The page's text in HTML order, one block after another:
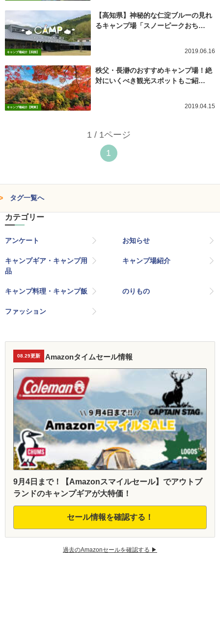
キャンプ場紹介【四国】
【高知県】神秘的な仁淀ブルーの見れ
るキャンプ場「スノーピークおち…
2019.06.16
キャンプ場紹介【関東】
秩父・長瀞のおすすめキャンプ場！絶
対にいくべき観光スポットもご紹…
2019.04.15
1 / 1ページ
1
タグ一覧へ
カテゴリー
アンケート お知らせ
キャンプギア・キャンプ用
品
キャンプ場紹介
キャンプ料理・キャンプ飯 のりもの
ファッション
08.29更新 Amazonタイムセール情報
9月4日まで！【Amazonスマイルセール】でアウトブ
ランドのキャンプギアが大特価！
セール情報を確認する！
過去のAmazonセールを確認する ▶︎